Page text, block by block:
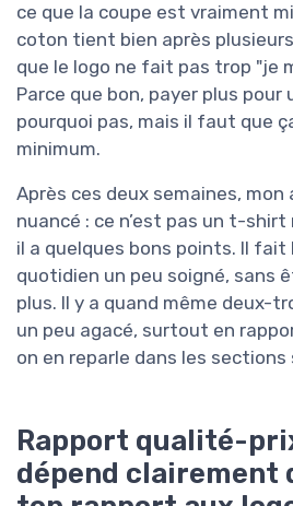
ce que la coupe est vraiment
coton tient bien après
que le logo ne fait pas trop "je
Parce que bon, payer plus
pourquoi pas, mais il faut que
minimum.
Après ces deux semaines,
nuancé : ce n’est pas un t-
il a quelques bons points. Il fait
quotidien un peu soigné, sans
plus. Il y a quand même deux-
un peu agacé, surtout en
on en reparle dans les sections
Rapport qualité-
dépend clairement